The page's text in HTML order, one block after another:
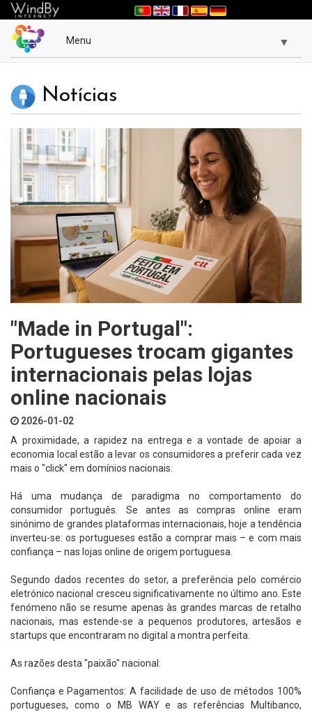
Menu ▼
Notícias
"Made in Portugal":
Portugueses trocam gigantes
internacionais pelas lojas
online nacionais
2026-01-02
A proximidade, a rapidez na entrega e a vontade de apoiar a
economia local estão a levar os consumidores a preferir cada vez
mais o "click" em domínios nacionais.
Há uma mudança de paradigma no comportamento do
consumidor português. Se antes as compras online eram
sinónimo de grandes plataformas internacionais, hoje a tendência
inverteu-se: os portugueses estão a comprar mais – e com mais
confiança – nas lojas online de origem portuguesa.
Segundo dados recentes do setor, a preferência pelo comércio
eletrónico nacional cresceu significativamente no último ano. Este
fenómeno não se resume apenas às grandes marcas de retalho
nacionais, mas estende-se a pequenos produtores, artesãos e
startups que encontraram no digital a montra perfeita.
As razões desta "paixão" nacional:
Confiança e Pagamentos: A facilidade de uso de métodos 100%
portugueses, como o MB WAY e as referências Multibanco,